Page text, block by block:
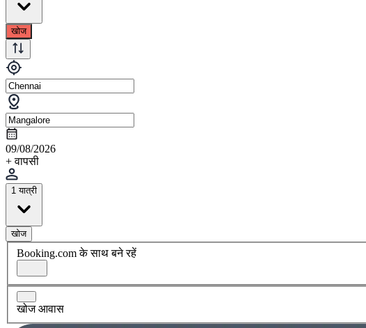
खोज
09/08/2026
+ वापसी
1 यात्री
खोज
Booking.com के साथ बने रहें
खोज आवास